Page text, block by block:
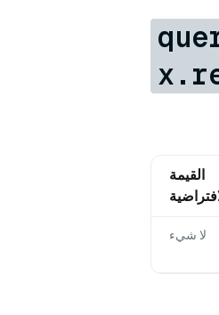
القيمة
لا شيء